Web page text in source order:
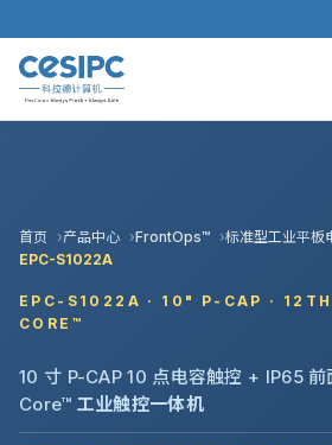
首页 产品中心 FrontOps™ 标准型工业平板
EPC-S1022A
EPC-S1022A · 10" P-CAP ·
CORE™
10 寸 P-CAP 10 点电容触控 + IP65
Core™ 工业触控一体机